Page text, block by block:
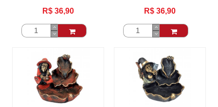
R$ 36,90 R$ 36,90